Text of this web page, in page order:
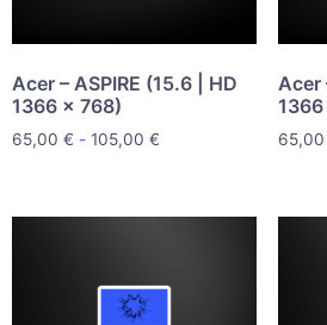
Acer – ASPIRE (15.6 | HD
1366 x 768)
65,00 € - 105,00 €
Acer
65,00